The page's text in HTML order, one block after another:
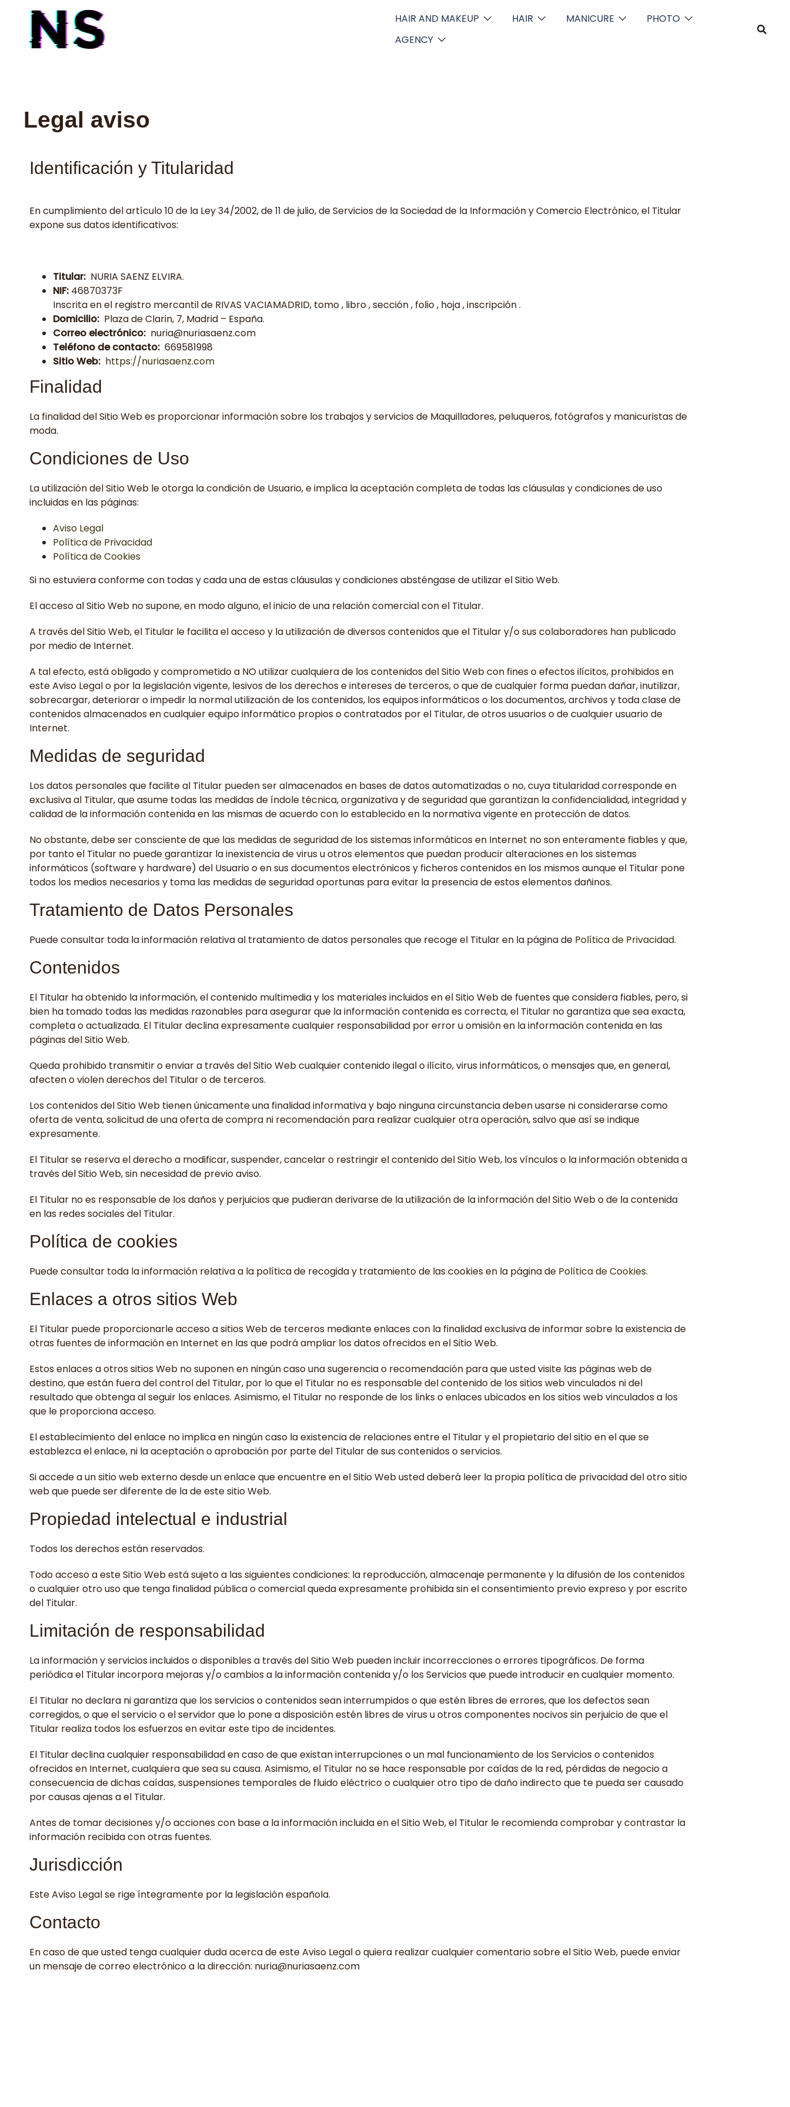
HAIR AND MAKEUP HAIR MANICURE
PHOTO
AGENCY
Legal aviso
Identificación y Titularidad
En cumplimiento del artículo 10 de la Ley 34/2002, de 11 de julio, de Servicios de la Sociedad de la Información y Comercio Electrónico, el Titular
expone sus datos identificativos:
Titular: NURIA SAENZ ELVIRA.
NIF: 46870373F
Inscrita en el registro mercantil de RIVAS VACIAMADRID, tomo , libro , sección , folio , hoja , inscripción .
Domicilio: Plaza de Clarin, 7, Madrid – España.
Correo electrónico: nuria@nuriasaenz.com
Teléfono de contacto: 669581998
Sitio Web: https://nuriasaenz.com
Finalidad
La finalidad del Sitio Web es proporcionar información sobre los trabajos y servicios de Maquilladores, peluqueros, fotógrafos y manicuristas de
moda.
Condiciones de Uso
La utilización del Sitio Web le otorga la condición de Usuario, e implica la aceptación completa de todas las cláusulas y condiciones de uso
incluidas en las páginas:
Aviso Legal
Política de Privacidad
Política de Cookies
Si no estuviera conforme con todas y cada una de estas cláusulas y condiciones absténgase de utilizar el Sitio Web.
El acceso al Sitio Web no supone, en modo alguno, el inicio de una relación comercial con el Titular.
A través del Sitio Web, el Titular le facilita el acceso y la utilización de diversos contenidos que el Titular y/o sus colaboradores han publicado
por medio de Internet.
A tal efecto, está obligado y comprometido a NO utilizar cualquiera de los contenidos del Sitio Web con fines o efectos ilícitos, prohibidos en
este Aviso Legal o por la legislación vigente, lesivos de los derechos e intereses de terceros, o que de cualquier forma puedan dañar, inutilizar,
sobrecargar, deteriorar o impedir la normal utilización de los contenidos, los equipos informáticos o los documentos, archivos y toda clase de
contenidos almacenados en cualquier equipo informático propios o contratados por el Titular, de otros usuarios o de cualquier usuario de
Internet.
Medidas de seguridad
Los datos personales que facilite al Titular pueden ser almacenados en bases de datos automatizadas o no, cuya titularidad corresponde en
exclusiva al Titular, que asume todas las medidas de índole técnica, organizativa y de seguridad que garantizan la confidencialidad, integridad y
calidad de la información contenida en las mismas de acuerdo con lo establecido en la normativa vigente en protección de datos.
No obstante, debe ser consciente de que las medidas de seguridad de los sistemas informáticos en Internet no son enteramente fiables y que,
por tanto el Titular no puede garantizar la inexistencia de virus u otros elementos que puedan producir alteraciones en los sistemas
informáticos (software y hardware) del Usuario o en sus documentos electrónicos y ficheros contenidos en los mismos aunque el Titular pone
todos los medios necesarios y toma las medidas de seguridad oportunas para evitar la presencia de estos elementos dañinos.
Tratamiento de Datos Personales
Puede consultar toda la información relativa al tratamiento de datos personales que recoge el Titular en la página de Política de Privacidad.
Contenidos
El Titular ha obtenido la información, el contenido multimedia y los materiales incluidos en el Sitio Web de fuentes que considera fiables, pero, si
bien ha tomado todas las medidas razonables para asegurar que la información contenida es correcta, el Titular no garantiza que sea exacta,
completa o actualizada. El Titular declina expresamente cualquier responsabilidad por error u omisión en la información contenida en las
páginas del Sitio Web.
Queda prohibido transmitir o enviar a través del Sitio Web cualquier contenido ilegal o ilícito, virus informáticos, o mensajes que, en general,
afecten o violen derechos del Titular o de terceros.
Los contenidos del Sitio Web tienen únicamente una finalidad informativa y bajo ninguna circunstancia deben usarse ni considerarse como
oferta de venta, solicitud de una oferta de compra ni recomendación para realizar cualquier otra operación, salvo que así se indique
expresamente.
El Titular se reserva el derecho a modificar, suspender, cancelar o restringir el contenido del Sitio Web, los vínculos o la información obtenida a
través del Sitio Web, sin necesidad de previo aviso.
El Titular no es responsable de los daños y perjuicios que pudieran derivarse de la utilización de la información del Sitio Web o de la contenida
en las redes sociales del Titular.
Política de cookies
Puede consultar toda la información relativa a la política de recogida y tratamiento de las cookies en la página de Política de Cookies.
Enlaces a otros sitios Web
El Titular puede proporcionarle acceso a sitios Web de terceros mediante enlaces con la finalidad exclusiva de informar sobre la existencia de
otras fuentes de información en Internet en las que podrá ampliar los datos ofrecidos en el Sitio Web.
Estos enlaces a otros sitios Web no suponen en ningún caso una sugerencia o recomendación para que usted visite las páginas web de
destino, que están fuera del control del Titular, por lo que el Titular no es responsable del contenido de los sitios web vinculados ni del
resultado que obtenga al seguir los enlaces. Asimismo, el Titular no responde de los links o enlaces ubicados en los sitios web vinculados a los
que le proporciona acceso.
El establecimiento del enlace no implica en ningún caso la existencia de relaciones entre el Titular y el propietario del sitio en el que se
establezca el enlace, ni la aceptación o aprobación por parte del Titular de sus contenidos o servicios.
Si accede a un sitio web externo desde un enlace que encuentre en el Sitio Web usted deberá leer la propia política de privacidad del otro sitio
web que puede ser diferente de la de este sitio Web.
Propiedad intelectual e industrial
Todos los derechos están reservados.
Todo acceso a este Sitio Web está sujeto a las siguientes condiciones: la reproducción, almacenaje permanente y la difusión de los contenidos
o cualquier otro uso que tenga finalidad pública o comercial queda expresamente prohibida sin el consentimiento previo expreso y por escrito
del Titular.
Limitación de responsabilidad
La información y servicios incluidos o disponibles a través del Sitio Web pueden incluir incorrecciones o errores tipográficos. De forma
periódica el Titular incorpora mejoras y/o cambios a la información contenida y/o los Servicios que puede introducir en cualquier momento.
El Titular no declara ni garantiza que los servicios o contenidos sean interrumpidos o que estén libres de errores, que los defectos sean
corregidos, o que el servicio o el servidor que lo pone a disposición estén libres de virus u otros componentes nocivos sin perjuicio de que el
Titular realiza todos los esfuerzos en evitar este tipo de incidentes.
El Titular declina cualquier responsabilidad en caso de que existan interrupciones o un mal funcionamiento de los Servicios o contenidos
ofrecidos en Internet, cualquiera que sea su causa. Asimismo, el Titular no se hace responsable por caídas de la red, pérdidas de negocio a
consecuencia de dichas caídas, suspensiones temporales de fluido eléctrico o cualquier otro tipo de daño indirecto que te pueda ser causado
por causas ajenas a el Titular.
Antes de tomar decisiones y/o acciones con base a la información incluida en el Sitio Web, el Titular le recomienda comprobar y contrastar la
información recibida con otras fuentes.
Jurisdicción
Este Aviso Legal se rige íntegramente por la legislación española.
Contacto
En caso de que usted tenga cualquier duda acerca de este Aviso Legal o quiera realizar cualquier comentario sobre el Sitio Web, puede enviar
un mensaje de correo electrónico a la dirección: nuria@nuriasaenz.com